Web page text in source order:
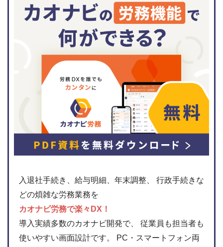
入退社手続き、給与明細、年末調整、 行政手続きな
どの煩雑な労務業務を
カオナビ労務で楽々DX！
導入実績多数のカオナビ開発で、 従業員も担当者も
使いやすい画面設計です。 PC・スマートフォン両